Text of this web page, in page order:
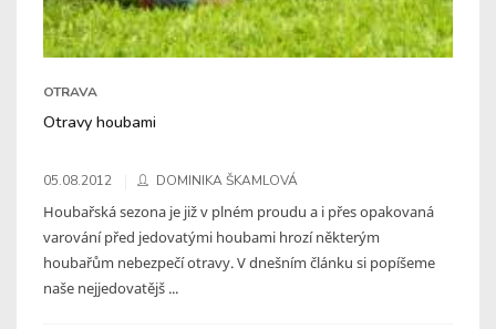
OTRAVA
Otravy houbami
05.08.2012 DOMINIKA ŠKAMLOVÁ
Houbařská sezona je již v plném proudu a i přes opakovaná
varování před jedovatými houbami hrozí některým
houbařům nebezpečí otravy. V dnešním článku si popíšeme
naše nejjedovatějš ...